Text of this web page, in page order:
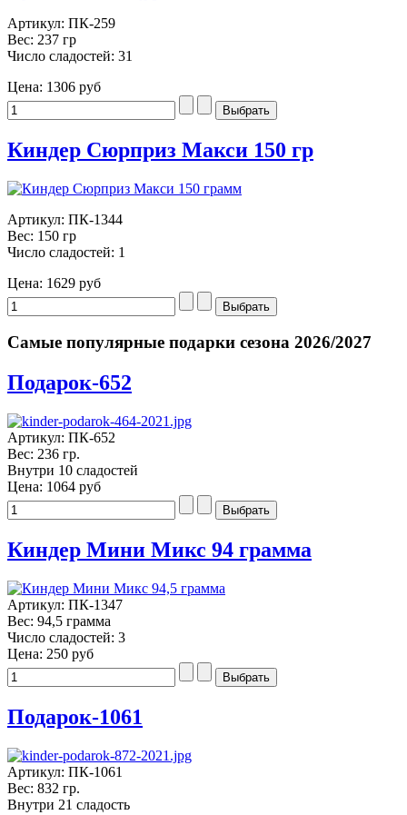
Артикул: ПК-259
Вес: 237 гр
Число сладостей: 31
Цена: 1306 руб
Киндер Сюрприз Макси 150 гр
Артикул: ПК-1344
Вес: 150 гр
Число сладостей: 1
Цена: 1629 руб
Самые популярные подарки сезона 2026/2027
Подарок-652
Артикул: ПК-652
Вес: 236 гр.
Внутри 10 сладостей
Цена: 1064 руб
Киндер Мини Микс 94 грамма
Артикул: ПК-1347
Вес: 94,5 грамма
Число сладостей: 3
Цена: 250 руб
Подарок-1061
Артикул: ПК-1061
Вес: 832 гр.
Внутри 21 сладость